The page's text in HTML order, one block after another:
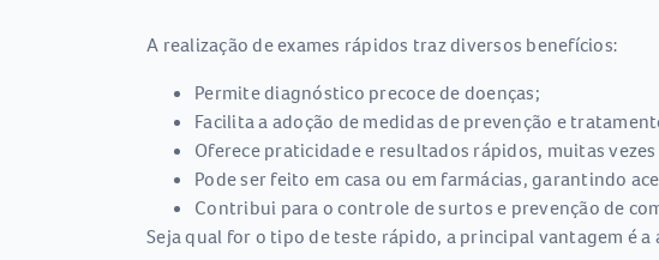
A realização de exames rápidos traz diversos benefícios:
Permite diagnóstico precoce de doenças;
Facilita a adoção de medidas de prevenção e
Oferece praticidade e resultados rápidos, muitas
Pode ser feito em casa ou em farmácias, garantindo
Contribui para o controle de surtos e prevenção de
Seja qual for o tipo de teste rápido, a principal vantagem é